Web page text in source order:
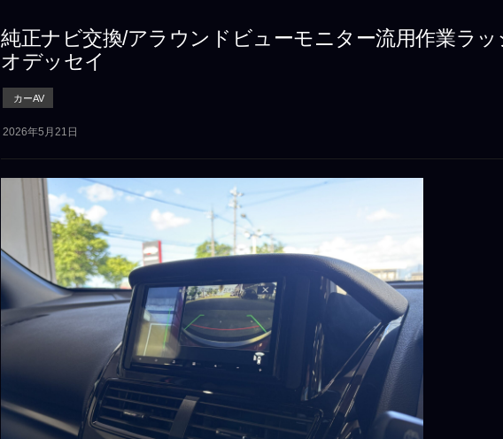
純正ナビ交換/アラウンドビューモニター流用作業ラ
オデッセイ
カーAV
2026年5月21日